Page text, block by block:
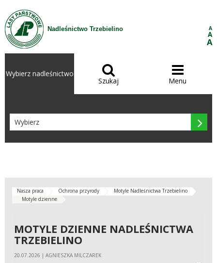
Przejdź do treści
Nadleśnictwo Trzebielino A
A
A
Wybierz nadleśnictwo 
Szukaj

Menu

Nasza praca Ochrona przyrody
Motyle Nadleśnictwa Trzebielino
Motyle dzienne
MOTYLE DZIENNE NADLEŚNICTWA
TRZEBIELINO
20.07.2026 | AGNIESZKA MILCZAREK